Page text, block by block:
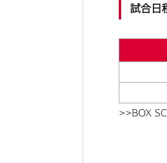
試合日
>>BOX